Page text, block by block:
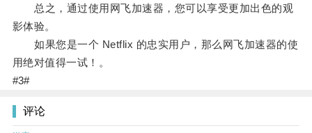
总之，通过使用网飞加速器，您可以享受更加出色的观
影体验。
如果您是一个 Netflix 的忠实用户，那么网飞加速器的使
用绝对值得一试！。
#3#
评论